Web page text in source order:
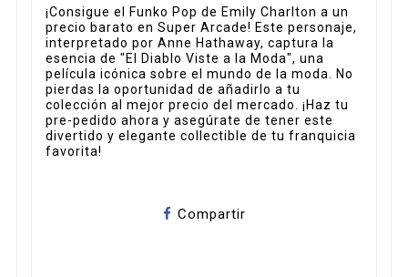
¡Consigue el Funko Pop de Emily Charlton a un
precio barato en Super Arcade! Este personaje,
interpretado por Anne Hathaway, captura la
esencia de "El Diablo Viste a la Moda", una
película icónica sobre el mundo de la moda. No
pierdas la oportunidad de añadirlo a tu
colección al mejor precio del mercado. ¡Haz tu
pre-pedido ahora y asegúrate de tener este
divertido y elegante collectible de tu franquicia
favorita!
Compartir